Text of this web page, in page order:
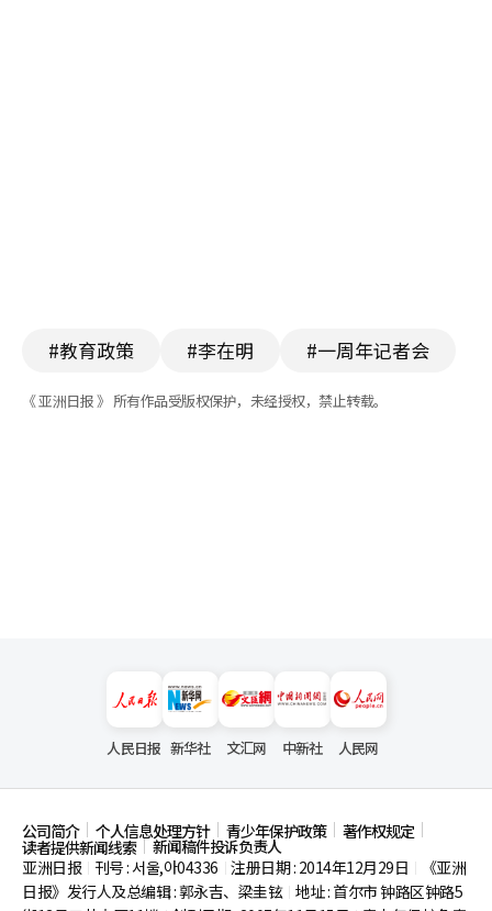
#教育政策 #李在明 #一周年记者会
《 亚洲日报 》 所有作品受版权保护，未经授权，禁止转载。
人民日报 新华社 文汇网 中新社 人民网
公司简介 个人信息处理方针 青少年保护政策 著作权规定
读者提供新闻线索
新闻稿件投诉负责人
亚洲日报
刊号 : 서울,아04336 注册日期 : 2014年12月29日
《亚洲
日报》发行人及总编辑 : 郭永吉、梁圭铉 地址 : 首尔市钟路区钟路5